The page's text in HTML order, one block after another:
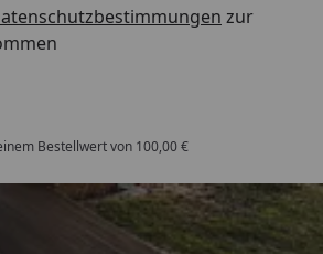
zur
Bestellwert von 100,00 €